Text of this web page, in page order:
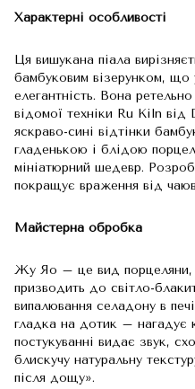
Характерні особливості
Ця вишукана піала
бамбуковим візерунком, що
елегантність. Вона
відомої техніки Ru Kiln від
яскраво-сині відтінки
гладенькою і блідою
мініатюрний шедевр.
покращує враження від
Майстерна обробка
Жу Яо – це вид порцеляни,
призводить до світло-
випалювання селадону в
гладка на дотик – нагадує
постукуванні видає звук,
блискучу натуральну
після дощу».